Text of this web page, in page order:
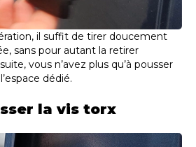
il suffit de tirer doucement
sans pour autant la retirer
vous n’avez plus qu’à pousser
dédié.
la vis torx